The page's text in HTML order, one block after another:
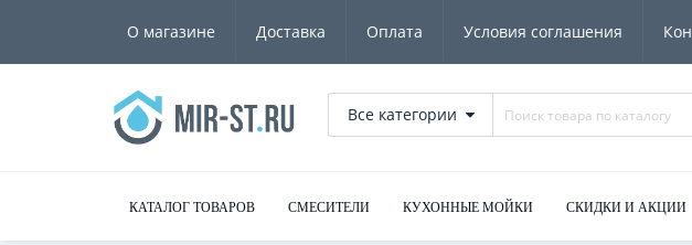
О магазине Доставка Оплата Условия соглашения
Все категории
КАТАЛОГ ТОВАРОВ СМЕСИТЕЛИ КУХОННЫЕ МОЙКИ СКИДКИ И АКЦИИ